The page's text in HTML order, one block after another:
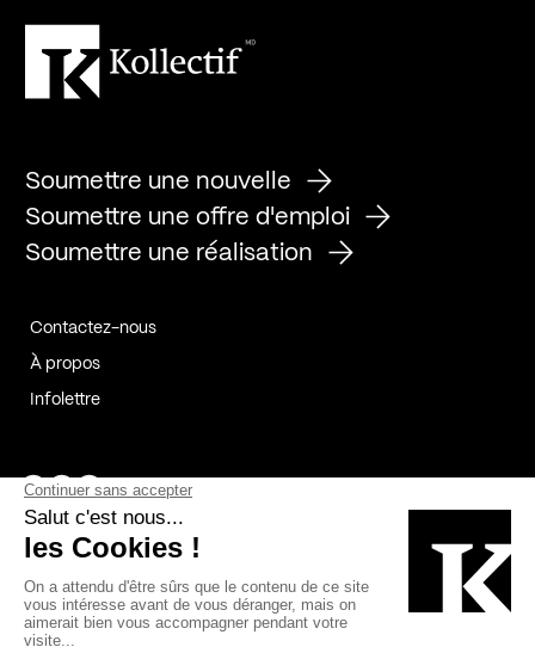
Soumettre une nouvelle
Soumettre une offre d'emploi
Soumettre une réalisation
Contactez-nous
À propos
Infolettre
Page Facebook de Kollectif
Page Instagram de Kollectif
Page Linkedin de Kollectif